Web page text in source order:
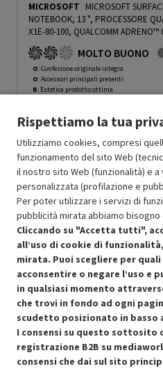
MICROSOFT MICROSOFT
NOTEBOOK, 13 ", PROCESSORE
X1E-80-100, QUALCOMM ADRENO™
GB, 512 GB SSD, BLACK, WINDOWS
OOBN - 10% -PRMG GRADING
MOLTO BUONO
O: Confezione originale integra
O: Accessori principali presenti
B: Estetica prodotto ottima
Prodotto Nuovo 1729.49 -
Ricondizionato Prezzo
1556.54 a-
In Promozione
Aggiungi
SCONTO
Approfitta dello sconto del
Condizioni generali di vendita
Rispettiamo la tua
Utilizziamo cookies, compresi
funzionamento del sito Web
il nostro sito Web (funzionalità) e
personalizzata (profilazione e
Per poter utilizzare i servizi di
pubblicità mirata abbiamo
Cliccando su "Accetta tutti",
all’uso di cookie di
mirata. Puoi scegliere per
acconsentire o negare l’uso e
in qualsiasi momento
che trovi in fondo ad ogni
scudetto posizionato in basso
I consensi su questo sottosito
registrazione B2B su
consensi che dai sul sito